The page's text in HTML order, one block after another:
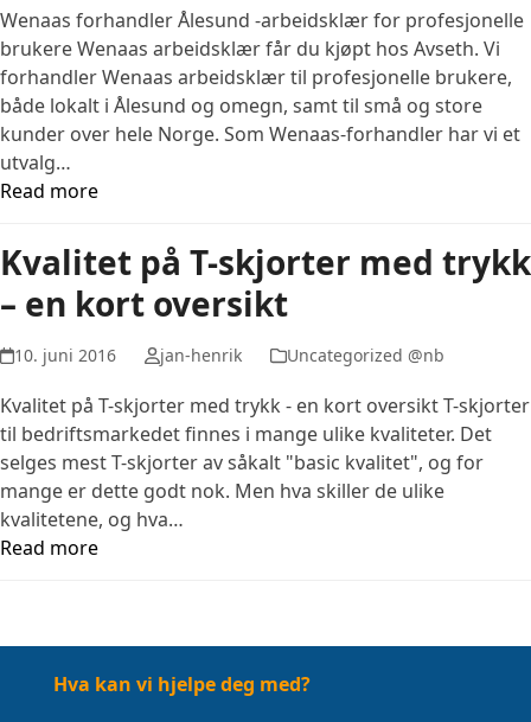
Wenaas forhandler Ålesund -arbeidsklær for profesjonelle
brukere Wenaas arbeidsklær får du kjøpt hos Avseth. Vi
forhandler Wenaas arbeidsklær til profesjonelle brukere,
både lokalt i Ålesund og omegn, samt til små og store
kunder over hele Norge. Som Wenaas-forhandler har vi et
utvalg…
Read more
Kvalitet på T-skjorter med trykk
– en kort oversikt
10. juni 2016 jan-henrik Uncategorized @nb
Kvalitet på T-skjorter med trykk - en kort oversikt T-skjorter
til bedriftsmarkedet finnes i mange ulike kvaliteter. Det
selges mest T-skjorter av såkalt "basic kvalitet", og for
mange er dette godt nok. Men hva skiller de ulike
kvalitetene, og hva…
Read more
Hva kan vi hjelpe deg med?